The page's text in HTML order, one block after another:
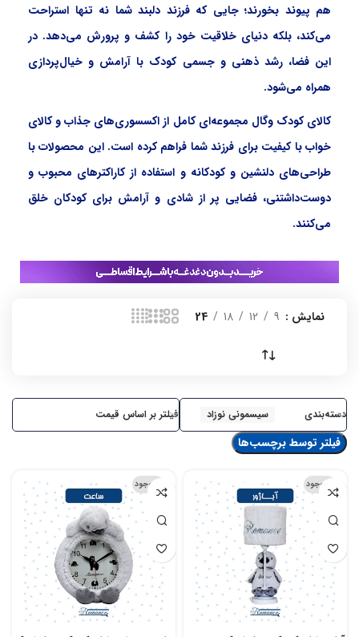
هم پیوند بخورند؛ جایی که فرزند دلبند شما نه تنها استراحت
می‌کند، بلکه دنیای خلاقیت خود را کشف و پرورش می‌دهد. در
این فضا، رشد ذهنی و جسمی کودک با آرامش و خیال‌پردازی
همراه می‌شود.
کالای کودک وگال مجموعه‌ای کامل از اکسسوری‌های جذاب و کالای
خواب با کیفیت برای فرزند شما فراهم کرده است. این محصولات با
طراحی‌های دلنشین و کودکانه و استفاده از کاراکترهای محبوب و
دوست‌داشتنی، فضایی پر از شادی و آرامش برای کودکان خلق
می‌کنند.
نمایش 9
12
18
24
دسته‌بندی سیسمونی نوزاد فیلتر بر اساس قیمت
فیلتر توسط برچسب‌ها
ناموجود ناموجود